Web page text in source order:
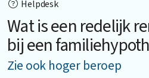
Helpdesk
Wat is een redelijk
bij een
Zie ook hoger beroep